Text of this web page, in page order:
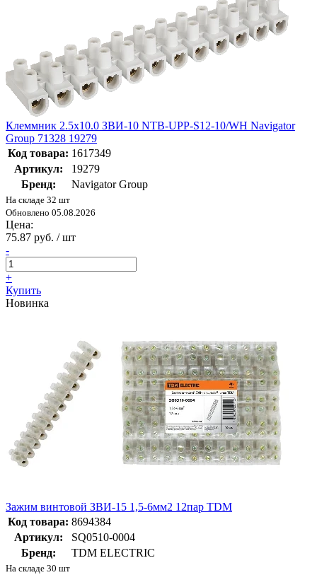
Клеммник 2.5х10.0 ЗВИ-10 NTB-UPP-S12-10/WH Navigator
Group 71328 19279
Код товара: 1617349
Артикул:
19279
Бренд:
Navigator Group
На складе 32 шт
Обновлено 05.08.2026
Цена:
75.87 руб. / шт
-
+
Купить
Новинка
Зажим винтовой ЗВИ-15 1,5-6мм2 12пар TDM
Код товара: 8694384
Артикул:
SQ0510-0004
Бренд:
TDM ELECTRIC
На складе 30 шт